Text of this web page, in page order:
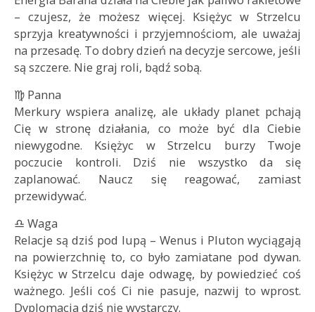
– czujesz, że możesz więcej. Księżyc w Strzelcu
sprzyja kreatywności i przyjemnościom, ale uważaj
na przesadę. To dobry dzień na decyzje sercowe, jeśli
są szczere. Nie graj roli, bądź sobą.
♍ Panna
Merkury wspiera analizę, ale układy planet pchają
Cię w stronę działania, co może być dla Ciebie
niewygodne. Księżyc w Strzelcu burzy Twoje
poczucie kontroli. Dziś nie wszystko da się
zaplanować. Naucz się reagować, zamiast
przewidywać.
♎ Waga
Relacje są dziś pod lupą – Wenus i Pluton wyciągają
na powierzchnię to, co było zamiatane pod dywan.
Księżyc w Strzelcu daje odwagę, by powiedzieć coś
ważnego. Jeśli coś Ci nie pasuje, nazwij to wprost.
Dyplomacja dziś nie wystarczy.